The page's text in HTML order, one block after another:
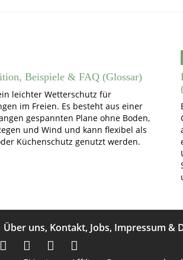
Beispiele & FAQ (Glossar)
leichter Wetterschutz für
im Freien. Es besteht aus einer
gespannten Plane ohne Boden,
und Wind und kann flexibel als
Küchenschutz genutzt werden.
Über uns, Kontakt, Jobs, Impressum &